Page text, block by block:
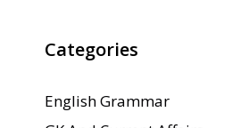
Categories
English Grammar